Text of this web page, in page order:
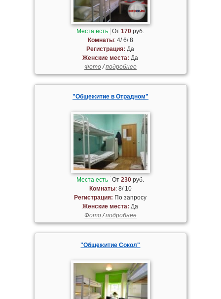
Места есть От170 руб.
Комнаты: 4/ 6/ 8
Регистрация: Да
Женские места: Да
Фото/подробнее
"Общежитие в Отрадном"
Места есть От230 руб.
Комнаты: 8/ 10
Регистрация: По запросу
Женские места: Да
Фото/подробнее
"Общежитие Сокол"